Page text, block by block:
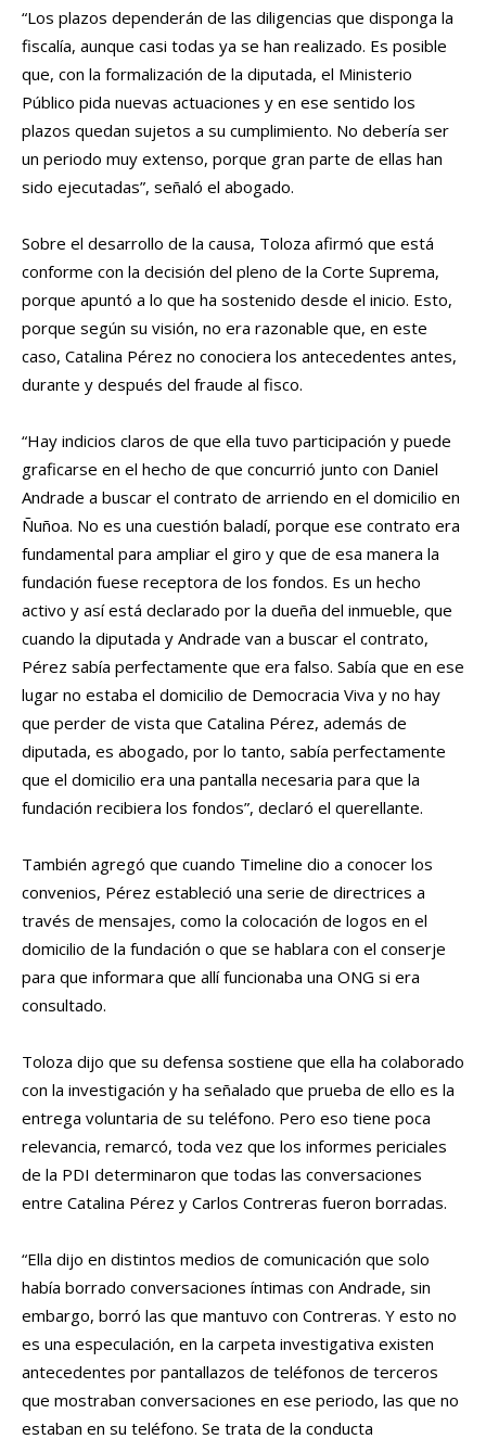
“Los plazos dependerán de las diligencias que disponga la
fiscalía, aunque casi todas ya se han realizado. Es posible
que, con la formalización de la diputada, el Ministerio
Público pida nuevas actuaciones y en ese sentido los
plazos quedan sujetos a su cumplimiento. No debería ser
un periodo muy extenso, porque gran parte de ellas han
sido ejecutadas”, señaló el abogado.
Sobre el desarrollo de la causa, Toloza afirmó que está
conforme con la decisión del pleno de la Corte Suprema,
porque apuntó a lo que ha sostenido desde el inicio. Esto,
porque según su visión, no era razonable que, en este
caso, Catalina Pérez no conociera los antecedentes antes,
durante y después del fraude al fisco.
“Hay indicios claros de que ella tuvo participación y puede
graficarse en el hecho de que concurrió junto con Daniel
Andrade a buscar el contrato de arriendo en el domicilio en
Ñuñoa. No es una cuestión baladí, porque ese contrato era
fundamental para ampliar el giro y que de esa manera la
fundación fuese receptora de los fondos. Es un hecho
activo y así está declarado por la dueña del inmueble, que
cuando la diputada y Andrade van a buscar el contrato,
Pérez sabía perfectamente que era falso. Sabía que en ese
lugar no estaba el domicilio de Democracia Viva y no hay
que perder de vista que Catalina Pérez, además de
diputada, es abogado, por lo tanto, sabía perfectamente
que el domicilio era una pantalla necesaria para que la
fundación recibiera los fondos”, declaró el querellante.
También agregó que cuando Timeline dio a conocer los
convenios, Pérez estableció una serie de directrices a
través de mensajes, como la colocación de logos en el
domicilio de la fundación o que se hablara con el conserje
para que informara que allí funcionaba una ONG si era
consultado.
Toloza dijo que su defensa sostiene que ella ha colaborado
con la investigación y ha señalado que prueba de ello es la
entrega voluntaria de su teléfono. Pero eso tiene poca
relevancia, remarcó, toda vez que los informes periciales
de la PDI determinaron que todas las conversaciones
entre Catalina Pérez y Carlos Contreras fueron borradas.
“Ella dijo en distintos medios de comunicación que solo
había borrado conversaciones íntimas con Andrade, sin
embargo, borró las que mantuvo con Contreras. Y esto no
es una especulación, en la carpeta investigativa existen
antecedentes por pantallazos de teléfonos de terceros
que mostraban conversaciones en ese periodo, las que no
estaban en su teléfono. Se trata de la conducta